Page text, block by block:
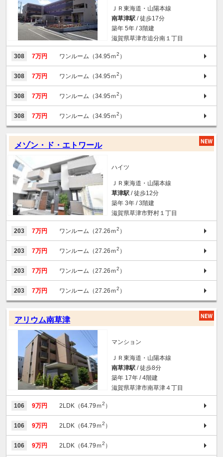
ＪＲ東海道・山陽本線
南草津駅 / 徒歩17分
築年 5年 / 3階建
滋賀県草津市追分南１丁目
308 7万円 ワンルーム（34.95ｍ2 ）
308 7万円 ワンルーム（34.95ｍ2 ）
308 7万円 ワンルーム（34.95ｍ2 ）
308 7万円 ワンルーム（34.95ｍ2 ）
メゾン・ド・エトワール
ハイツ
ＪＲ東海道・山陽本線
草津駅 / 徒歩12分
築年 3年 / 3階建
滋賀県草津市野村１丁目
203 7万円 ワンルーム（27.26ｍ2 ）
203 7万円 ワンルーム（27.26ｍ2 ）
203 7万円 ワンルーム（27.26ｍ2 ）
203 7万円 ワンルーム（27.26ｍ2 ）
アリウム南草津
マンション
ＪＲ東海道・山陽本線
南草津駅 / 徒歩8分
築年 17年 / 4階建
滋賀県草津市南草津４丁目
106 9万円 2LDK（64.79ｍ2 ）
106 9万円 2LDK（64.79ｍ2 ）
106 9万円 2LDK（64.79ｍ2 ）